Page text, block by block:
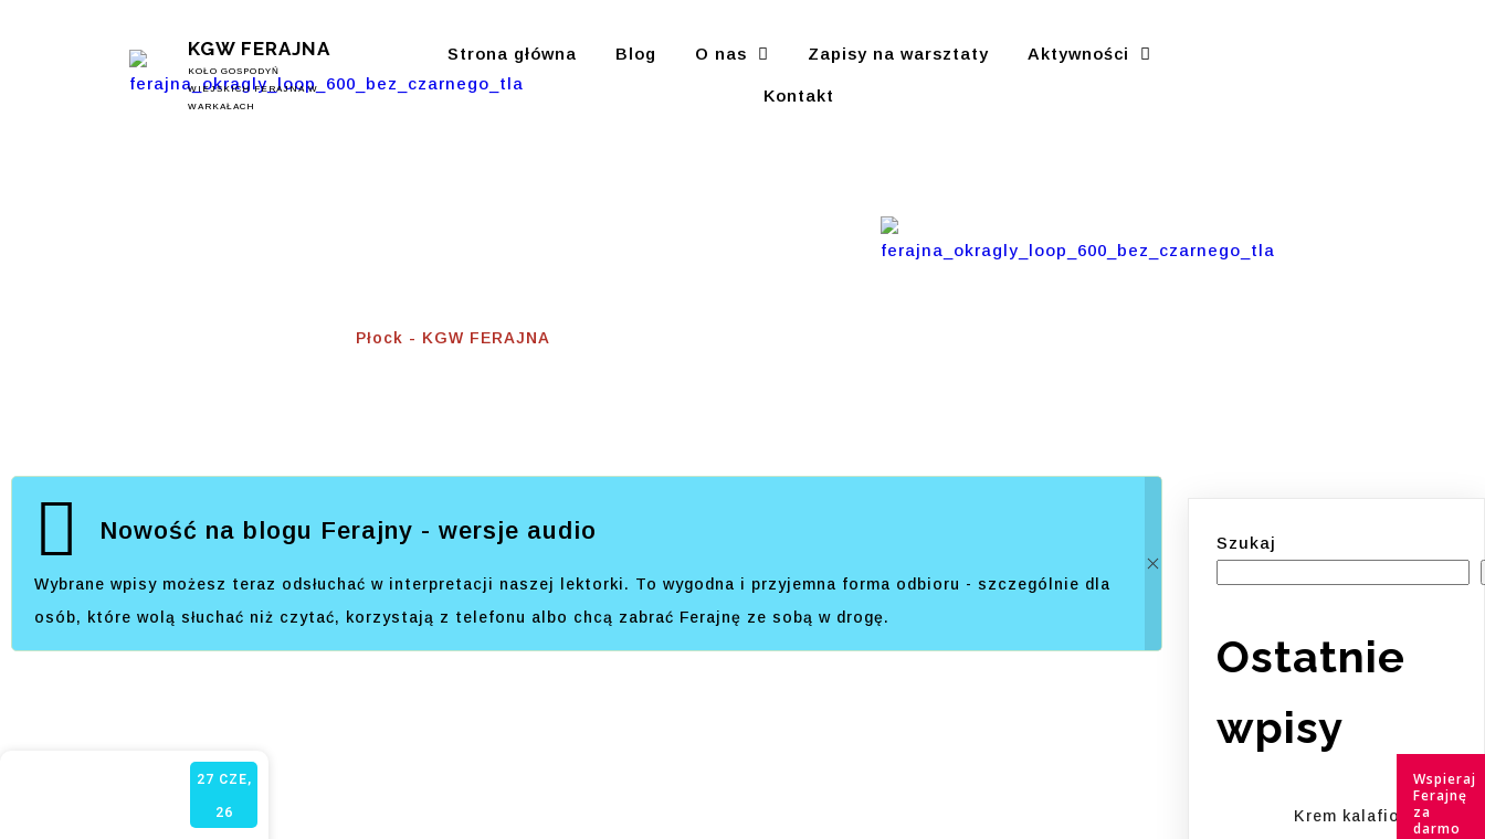
KGW FERAJNA
KOŁO GOSPODYŃ
WIEJSKICH FERAJNA W
WARKAŁACH
Strona główna Blog O nas Zapisy na warsztaty Aktywności
Kontakt
Płock - KGW FERAJNA
Nowość na blogu Ferajny - wersje audio
Wybrane wpisy możesz teraz odsłuchać w interpretacji naszej lektorki. To wygodna i przyjemna forma odbioru - szczególnie dla
osób, które wolą słuchać niż czytać, korzystają z telefonu albo chcą zabrać Ferajnę ze sobą w drogę.
27 CZE,
26
Szukaj
Ostatnie
wpisy
Krem kalafiorowy
Wspieraj
Ferajnę
za
darmo